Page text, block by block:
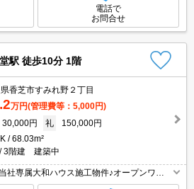
電話で
お問合せ
駅 徒歩10分 1階
香芝市すみれ野２丁目
万円(管理費等：5,000円)
30,000円 礼
150,000円
68.03m²
3階建 建築中
社専属大和ハウス施工物件♪オープンワイ
適追焚き機能付♪エアコン2台・ウォークイ